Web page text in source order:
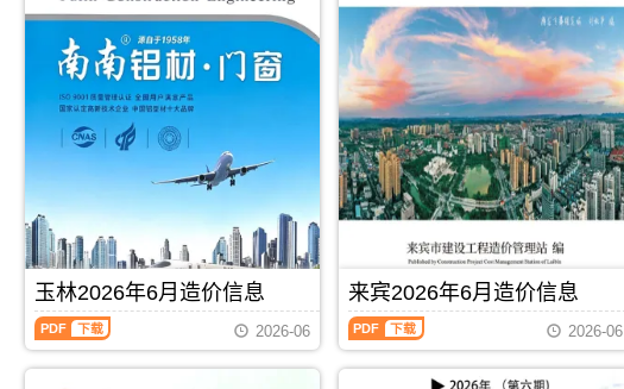
信
信
息)，
百
色
市
建
设
工
程
信
(北
海
工
程
造
价
信
息)，
北
设
工
程
造
价
玉林2026年6月造价信息
玉
林
2026-06
来宾2026年6月造价信息
来
宾
2026-06